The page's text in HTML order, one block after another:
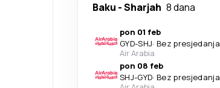
Baku -Sharjah 8 dana
pon 01 feb
GYD-SHJ· Bez presjedanja
Air Arabia
pon 08 feb
SHJ-GYD· Bez presjedanja